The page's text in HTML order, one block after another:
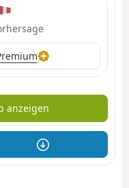
anzeigen